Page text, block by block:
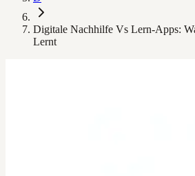
Digitale Nachhilfe Vs Lern-Apps:
Lernt